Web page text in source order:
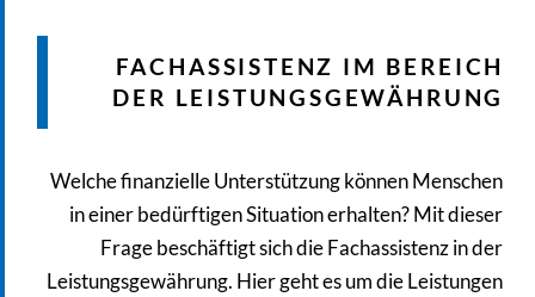
FACHASSISTENZ IM BEREICH
DER LEISTUNGSGEWÄHRUNG
Welche finanzielle Unterstützung können Menschen
in einer bedürftigen Situation erhalten? Mit dieser
Frage beschäftigt sich die Fachassistenz in der
Leistungsgewährung. Hier geht es um die Leistungen